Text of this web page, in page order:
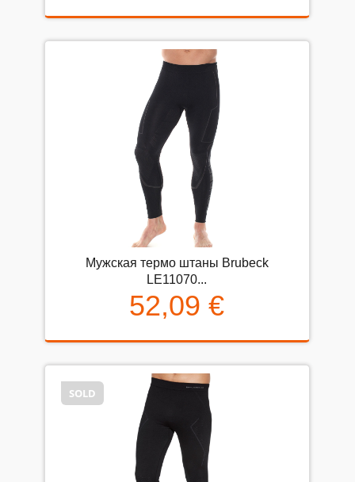
Мужская термо штаны Brubeck
LE11070...
52,09 €
SOLD